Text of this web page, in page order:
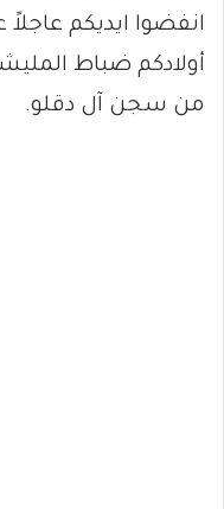
انفضوا ايديكم
أولادكم ضباط
من سجن آل دقلو.